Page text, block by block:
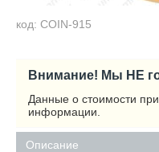
код: COIN-915
Внимание! Мы НЕ
Данные о стоимости
информации.
Описание